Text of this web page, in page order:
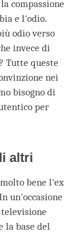
compassione
e l'odio.
odio verso
invece di
Tutte queste
nei
bisogno di
per
altri
bene l'ex
un'occasione
la base del